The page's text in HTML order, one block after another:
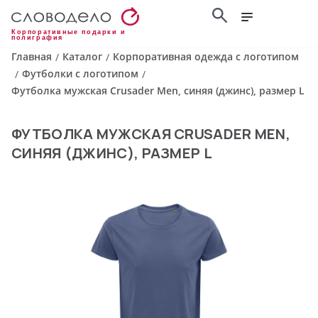
Корпоративные подарки и
полиграфия
Главная / Каталог / Корпоративная одежда с логотипом
/ Футболки с логотипом /
Футболка мужская Crusader Men, синяя (джинс), размер L
ФУТБОЛКА МУЖСКАЯ CRUSADER MEN,
СИНЯЯ (ДЖИНС), РАЗМЕР L